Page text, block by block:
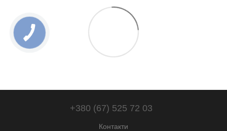
+380 (67) 525 72 03
Контакти